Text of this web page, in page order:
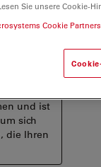
und ist
sich
die Ihren
Sie unsere Cookie-
Cookie